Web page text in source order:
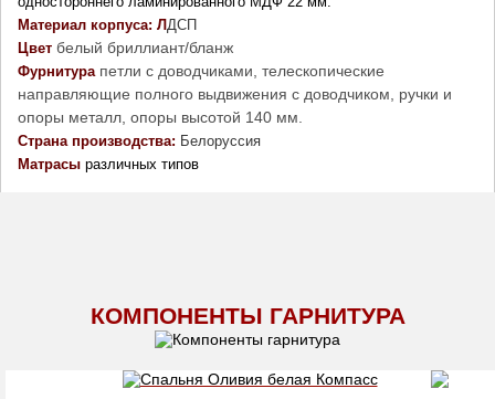
Материал корпуса: ЛДСП
Цвет белый бриллиант/бланж
Фурнитура петли с доводчиками, телескопические
направляющие полного выдвижения с доводчиком, ручки и
опоры металл, опоры высотой 140 мм.
Страна производства: Белоруссия
Матрасы различных типов
КОМПОНЕНТЫ ГАРНИТУРА